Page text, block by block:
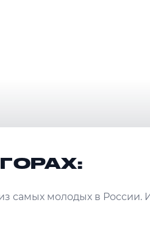
самых молодых в России.